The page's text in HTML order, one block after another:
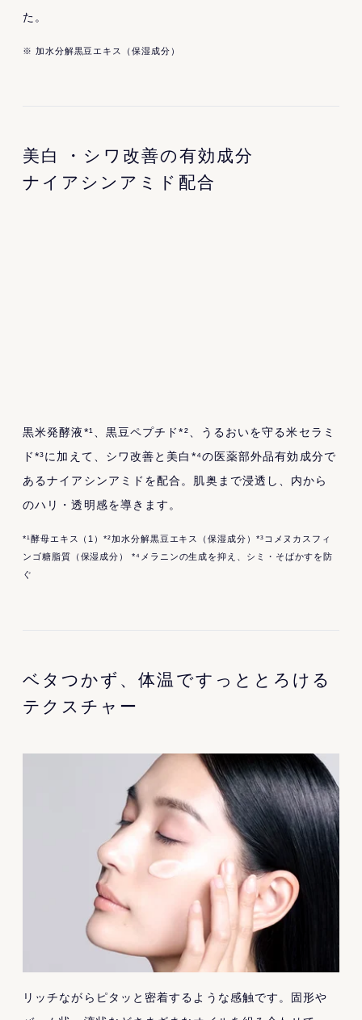
た。
※ 加水分解黒豆エキス（保湿成分）
美白
・シワ改善の有効成分
ナイアシンアミド配合
黒米発酵液*¹、黒豆ペプチド*²、うるおいを守る米セラミ
ド*³に加えて、シワ改善と美白*⁴の医薬部外品有効成分で
あるナイアシンアミドを配合。肌奥まで浸透し、内から
のハリ・透明感を導きます。
*¹酵母エキス（1）*²加水分解黒豆エキス（保湿成分）*³コメヌカスフィ
ンゴ糖脂質（保湿成分） *⁴メラニンの生成を抑え、シミ・そばかすを防
ぐ
ベタつかず、体温ですっととろける
テクスチャー
リッチながらピタッと密着するような感触です。固形や